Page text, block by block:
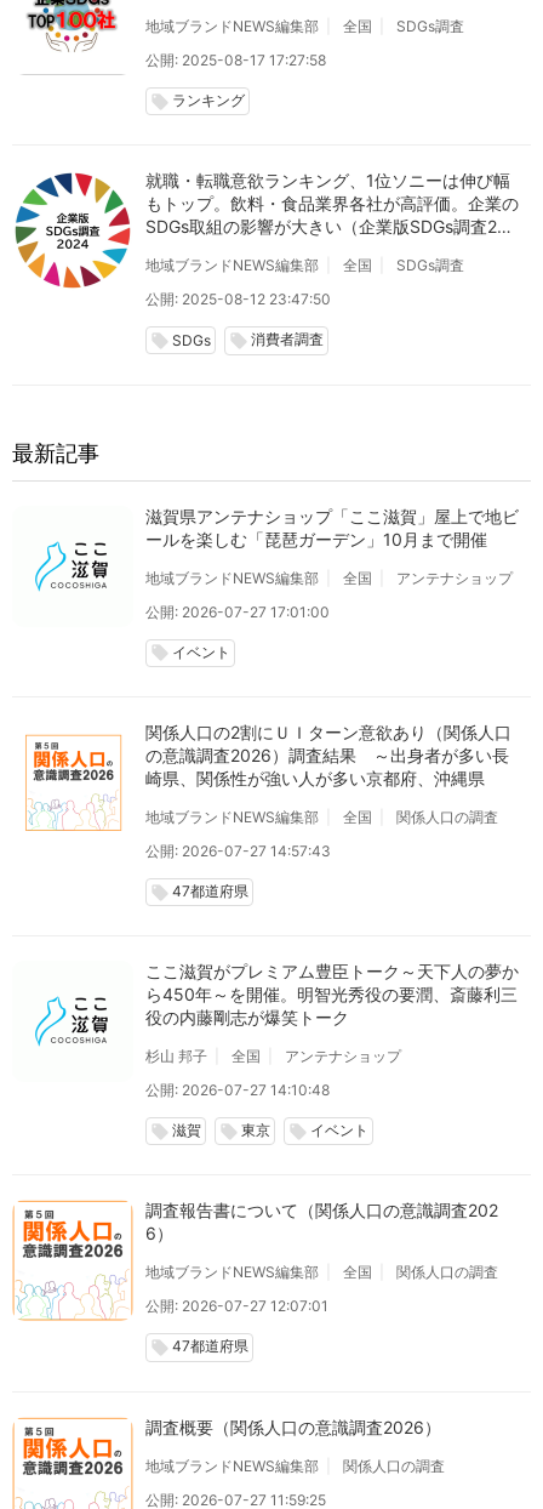
地域ブランドNEWS編集部 全国
SDGs調査
公開: 2025-08-17 17:27:58
local_offer ランキング
就職・転職意欲ランキング、1位ソニーは伸び幅
もトップ。飲料・食品業界各社が高評価。企業の
SDGs取組の影響が大きい（企業版SDGs調査202
地域ブランドNEWS編集部 全国
SDGs調査
公開: 2025-08-12 23:47:50
local_offer SDGs local_offer 消費者調査
最新記事
滋賀県アンテナショップ「ここ滋賀」屋上で地ビ
ールを楽しむ「琵琶ガーデン」10月まで開催
地域ブランドNEWS編集部 全国
アンテナショップ
公開: 2026-07-27 17:01:00
local_offer イベント
関係人口の2割にＵＩターン意欲あり（関係人口
の意識調査2026）調査結果 ～出身者が多い長
崎県、関係性が強い人が多い京都府、沖縄県
地域ブランドNEWS編集部 全国
関係人口の調査
公開: 2026-07-27 14:57:43
local_offer 47都道府県
ここ滋賀がプレミアム豊臣トーク～天下人の夢か
ら450年～を開催。明智光秀役の要潤、斎藤利三
役の内藤剛志が爆笑トーク
杉山 邦子 全国
アンテナショップ
公開: 2026-07-27 14:10:48
local_offer 滋賀 local_offer 東京 local_offer イベント
調査報告書について（関係人口の意識調査202
6）
地域ブランドNEWS編集部 全国
関係人口の調査
公開: 2026-07-27 12:07:01
local_offer 47都道府県
調査概要（関係人口の意識調査2026）
地域ブランドNEWS編集部
関係人口の調査
公開: 2026-07-27 11:59:25